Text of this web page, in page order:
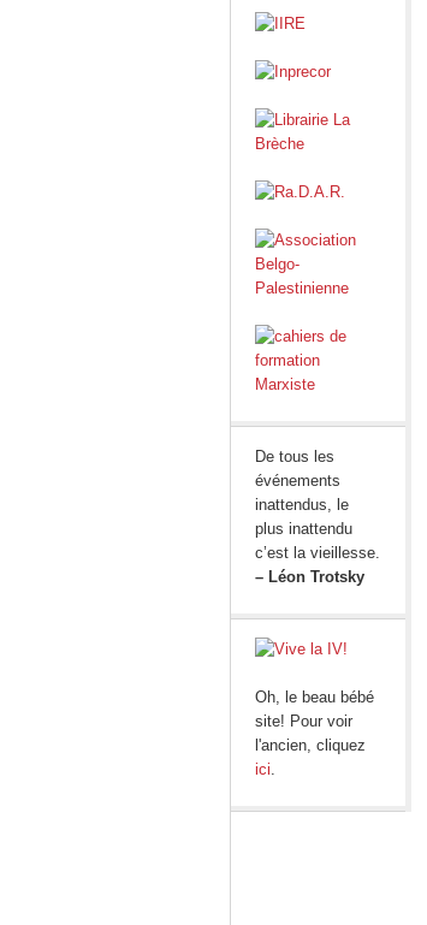
De tous les
événements
inattendus, le
plus inattendu
c’est la vieillesse.
– Léon Trotsky
Oh, le beau bébé
site! Pour voir
l'ancien, cliquez
ici.